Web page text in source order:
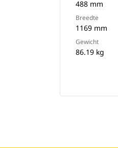
488 mm
Breedte
1169 mm
Gewicht
86.19 kg